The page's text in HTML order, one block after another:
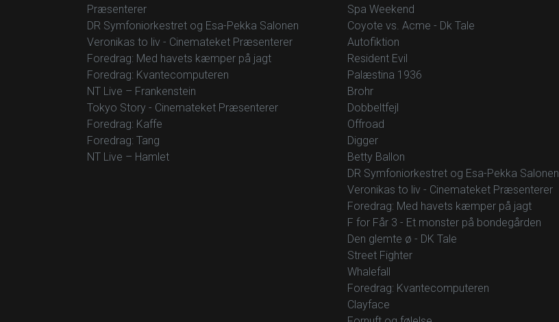
Præsenterer
DR Symfoniorkestret og Esa-Pekka Salonen
Veronikas to liv - Cinemateket Præsenterer
Foredrag: Med havets kæmper på jagt
Foredrag: Kvantecomputeren
NT Live – Frankenstein
Tokyo Story - Cinemateket Præsenterer
Foredrag: Kaffe
Foredrag: Tang
NT Live – Hamlet
Spa Weekend
Coyote vs. Acme - Dk Tale
Autofiktion
Resident Evil
Palæstina 1936
Brohr
Dobbeltfejl
Offroad
Digger
Betty Ballon
DR Symfoniorkestret og Esa-Pekka Salonen
Veronikas to liv - Cinemateket Præsenterer
Foredrag: Med havets kæmper på jagt
F for Får 3 - Et monster på bondegården
Den glemte ø - DK Tale
Street Fighter
Whalefall
Foredrag: Kvantecomputeren
Clayface